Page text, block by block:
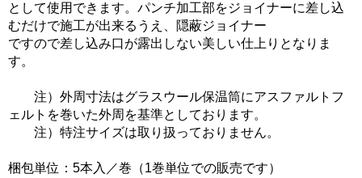
として使用できます。パンチ加工部をジョイナーに差し込
むだけで施工が出来るうえ、隠蔽ジョイナー
ですので差し込み口が露出しない美しい仕上りとなりま
す。
注）外周寸法はグラスウール保温筒にアスファルトフ
ェルトを巻いた外周を基準としております。
注）特注サイズは取り扱っておりません。
梱包単位：5本入／巻（1巻単位での販売です）